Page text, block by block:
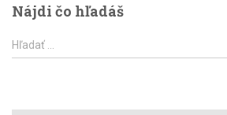
Nájdi čo hľadáš
H
ľ
a
Hľadať …